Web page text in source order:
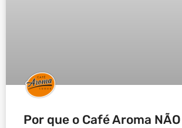
Por que o Café Aroma